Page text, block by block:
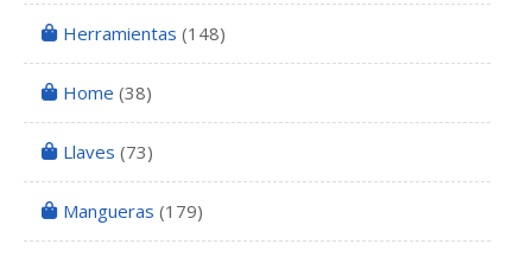
Herramientas (148)
Home (38)
Llaves (73)
Mangueras (179)